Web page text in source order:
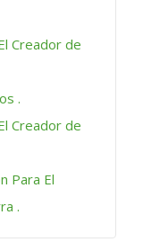
Creador de
.
Creador de
Para El
.